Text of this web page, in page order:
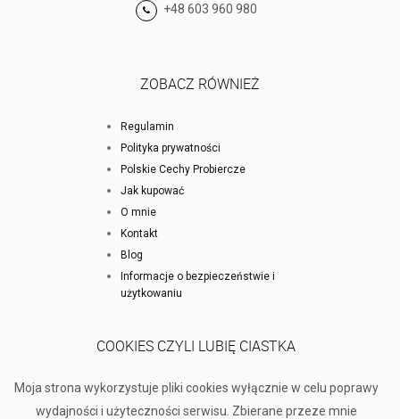
+48 603 960 980
ZOBACZ RÓWNIEŻ
Regulamin
Polityka prywatności
Polskie Cechy Probiercze
Jak kupować
O mnie
Kontakt
Blog
Informacje o bezpieczeństwie i
użytkowaniu
COOKIES CZYLI LUBIĘ CIASTKA
Moja strona wykorzystuje pliki cookies wyłącznie w celu poprawy
wydajności i użyteczności serwisu. Zbierane przeze mnie